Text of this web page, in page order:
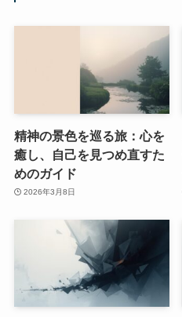
精神の景色を巡る旅：心を
癒し、自己を見つめ直すた
めのガイド
2026年3月8日